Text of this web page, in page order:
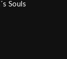
Souls